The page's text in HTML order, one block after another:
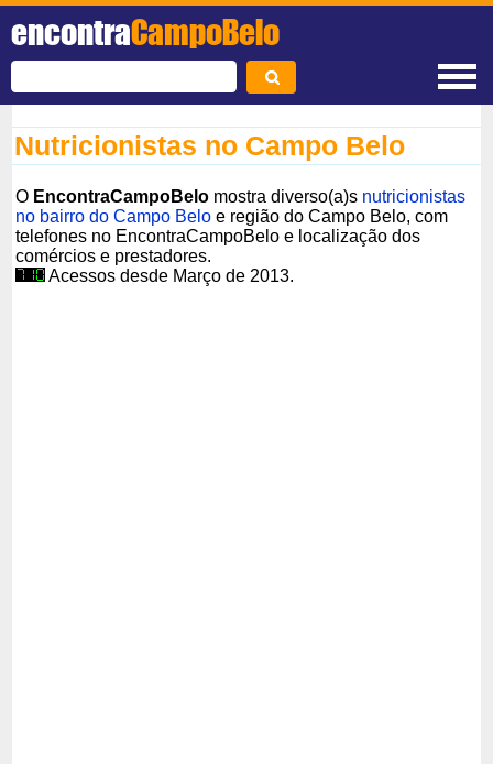
encontraCampoBelo
Nutricionistas no Campo Belo
O EncontraCampoBelo mostra diverso(a)s nutricionistas
no bairro do Campo Belo e região do Campo Belo, com
telefones no EncontraCampoBelo e localização dos
comércios e prestadores.
Acessos desde Março de 2013.